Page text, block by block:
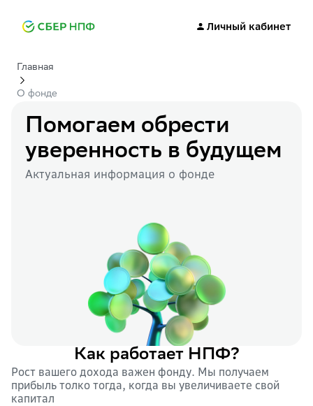
Личный кабинет
Главная
О фонде
Помогаем обрести
уверенность в будущем
Актуальная информация о фонде
Как работает НПФ?
Рост вашего дохода важен фонду. Мы получаем
прибыль толко тогда, когда вы увеличиваете свой
капитал